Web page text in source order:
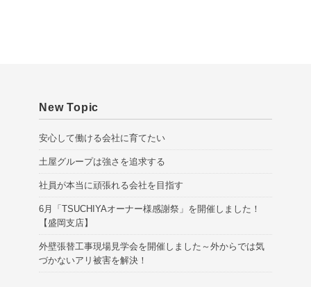
New Topic
安心して働ける会社に育てたい
土屋グループは強さを追求する
社員が本当に頑張れる会社を目指す
6月「TSUCHIYAオーナー様感謝祭」を開催しました！
【盛岡支店】
外壁張替工事現場見学会を開催しました～外からでは気
づかないアリ被害を解決！